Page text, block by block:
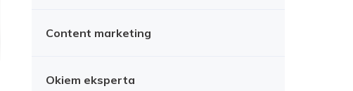
Content marketing
Okiem eksperta